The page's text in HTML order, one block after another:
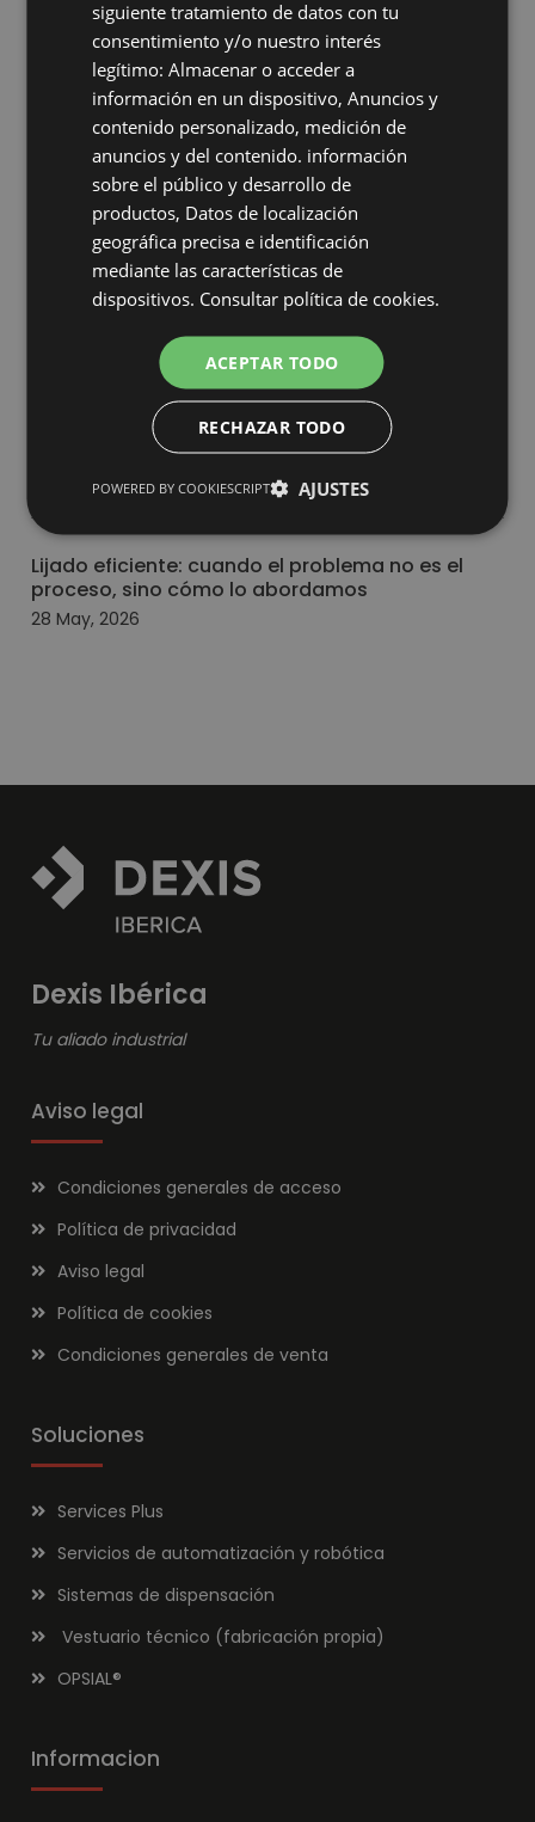
Automatización en la industria farmacéutica:
cómo mejorar la productividad en los
laboratorios
El embalaje sostenible ya no es una opción: el
futuro pasa por cintas adhesivas más
responsables
09 Jun, 2026
Protección al corte en la industria alimentaria:
por qué elegir el guante adecuado marca la
Lijado eficiente: cuando el problema no es el
proceso, sino cómo lo abordamos
28 May, 2026
Dexis Ibérica
Tu aliado industrial
Aviso legal
Condiciones generales de acceso
Política de privacidad
Aviso legal
Política de cookies
Condiciones generales de venta
Soluciones
Services Plus
Servicios de automatización y robótica
Sistemas de dispensación
Vestuario técnico (fabricación propia)
OPSIAL®
Informacion
siguiente tratamiento de datos con tu
consentimiento y/o nuestro interés
legítimo: Almacenar o acceder a
información en un dispositivo, Anuncios y
contenido personalizado, medición de
anuncios y del contenido. información
sobre el público y desarrollo de
productos, Datos de localización
geográfica precisa e identificación
mediante las características de
dispositivos. Consultar política de cookies.
ACEPTAR TODO
RECHAZAR TODO
AJUSTES
POWERED BY COOKIESCRIPT